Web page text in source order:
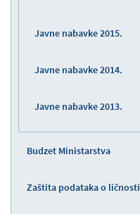
Javne nabavke 2015.
Javne nabavke 2014.
Javne nabavke 2013.
Budzet Ministarstva
Zaštita podataka o ličnosti